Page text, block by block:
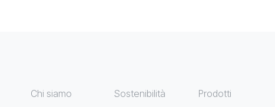
Chi siamo Sostenibilità Prodotti